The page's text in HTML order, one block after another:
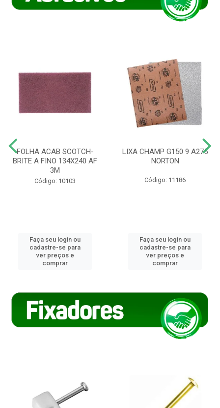
FOLHA ACAB SCOTCH-
BRITE A FINO 134X240 AF
3M
Código: 10103
Faça seu login ou
cadastre-se para
ver preços e
comprar
LIXA CHAMP G150 9 A275
NORTON
Código: 11186
Faça seu login ou
cadastre-se para
ver preços e
comprar